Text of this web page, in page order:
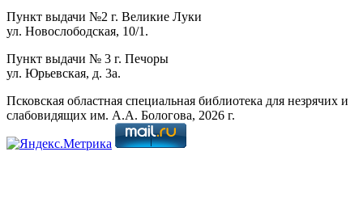
Пункт выдачи №2 г. Великие Луки
ул. Новослободская, 10/1.
Пункт выдачи № 3 г. Печоры
ул. Юрьевская, д. 3а.
Псковская областная специальная библиотека для незрячих и
слабовидящих им. А.А. Бологова, 2026 г.